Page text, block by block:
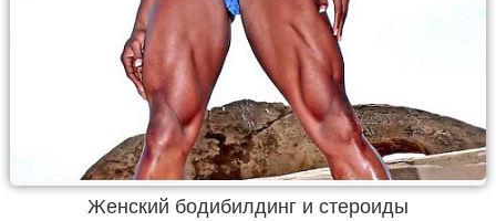
Женский бодибилдинг и стероиды